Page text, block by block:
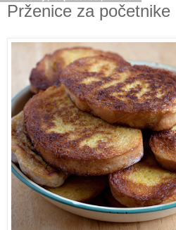
Prženice za početnike